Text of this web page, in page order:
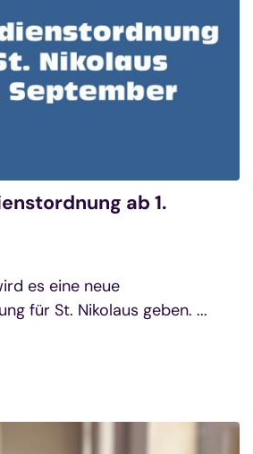
ab 1.
es eine neue
für St. Nikolaus geben. ...